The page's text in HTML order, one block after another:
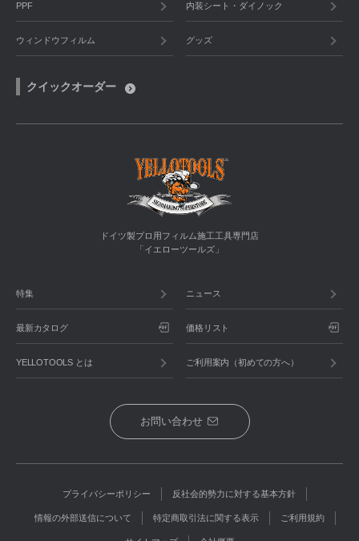
PPF 内装シート・ダイノック
ウィンドウフィルム グッズ
クイックオーダー
ドイツ製プロ用フィルム施工工具専門店
「イエローツールズ」
特集 ニュース
最新カタログ 価格リスト
YELLOTOOLS とは ご利用案内（初めての方へ）
お問い合わせ
プライバシーポリシー 反社会的勢力に対する基本方針
情報の外部送信について 特定商取引法に関する表示 ご利用規約